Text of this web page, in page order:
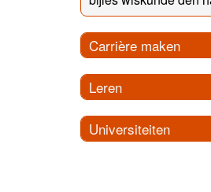
Carrière maken
Leren
Universiteiten